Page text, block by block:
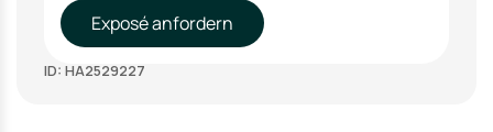
Exposé anfordern
ID: HA2529227